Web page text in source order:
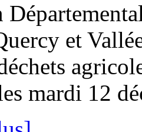
et
mardi 12